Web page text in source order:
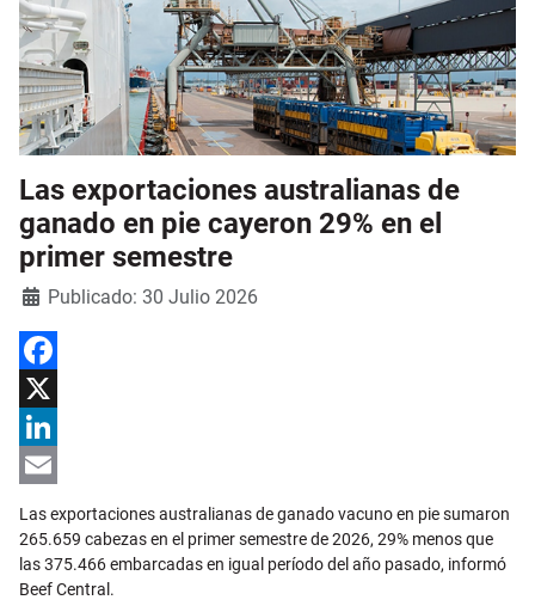
Las exportaciones australianas de
ganado en pie cayeron 29% en el
primer semestre
DetallesPublicado: 30 Julio 2026
Facebook
X
LinkedIn
Las exportaciones australianas de ganado vacuno en pie sumaron
265.659 cabezas en el primer semestre de 2026, 29% menos que
las 375.466 embarcadas en igual período del año pasado, informó
Beef Central.